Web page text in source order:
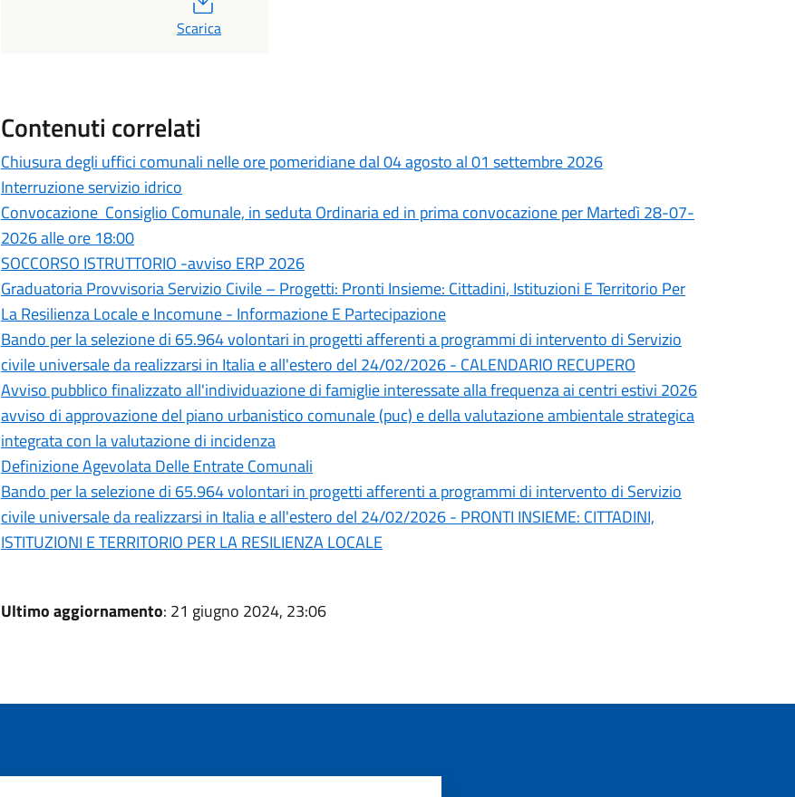
Scarica
Contenuti correlati
Chiusura degli uffici comunali nelle ore pomeridiane dal 04 agosto al 01 settembre 2026
Interruzione servizio idrico
Convocazione Consiglio Comunale, in seduta Ordinaria ed in prima convocazione per Martedì 28-07-
2026 alle ore 18:00
SOCCORSO ISTRUTTORIO -avviso ERP 2026
Graduatoria Provvisoria Servizio Civile – Progetti: Pronti Insieme: Cittadini, Istituzioni E Territorio Per
La Resilienza Locale e Incomune - Informazione E Partecipazione
Bando per la selezione di 65.964 volontari in progetti afferenti a programmi di intervento di Servizio
civile universale da realizzarsi in Italia e all'estero del 24/02/2026 - CALENDARIO RECUPERO
Avviso pubblico finalizzato all'individuazione di famiglie interessate alla frequenza ai centri estivi 2026
avviso di approvazione del piano urbanistico comunale (puc) e della valutazione ambientale strategica
integrata con la valutazione di incidenza
Definizione Agevolata Delle Entrate Comunali
Bando per la selezione di 65.964 volontari in progetti afferenti a programmi di intervento di Servizio
civile universale da realizzarsi in Italia e all'estero del 24/02/2026 - PRONTI INSIEME: CITTADINI,
ISTITUZIONI E TERRITORIO PER LA RESILIENZA LOCALE
Ultimo aggiornamento: 21 giugno 2024, 23:06